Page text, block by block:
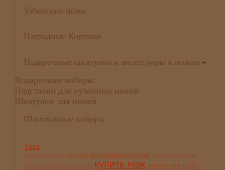
Узбекские ножи
Наградные Кортики
Подарочные шкатулки и аксессуары к ножам +
Подарочные наборы
Подставки для кухонных ножей
Шкатулки для ножей
Шашлычные наборы
Теги
ворсма ворсменские ножи
купить нож купить нож s390